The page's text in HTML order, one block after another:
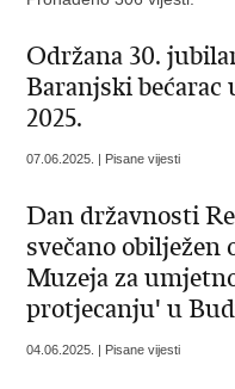
Održana 30.
Baranjski bećarac
2025.
07.06.2025. | Pisane vijesti
Dan državnosti
svečano obilježen
Muzeja za
protjecanju' u
04.06.2025. | Pisane vijesti